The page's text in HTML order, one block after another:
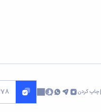
چاپ کردن